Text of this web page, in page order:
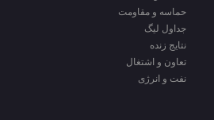
حماسه و مقاومت
جداول لیگ
نتایج زنده
تعاون و اشتغال
نفت و انرژی